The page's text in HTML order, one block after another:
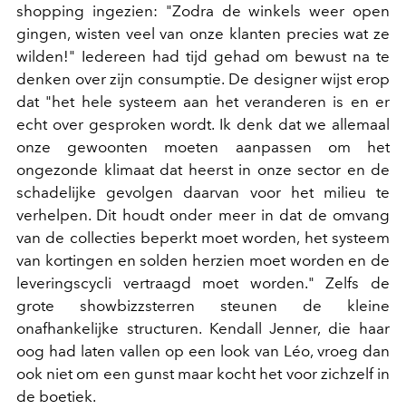
shopping ingezien: "Zodra de winkels weer open
gingen, wisten veel van onze klanten precies wat ze
wilden!" Iedereen had tijd gehad om bewust na te
denken over zijn consumptie. De designer wijst erop
dat "het hele systeem aan het veranderen is en er
echt over gesproken wordt. Ik denk dat we allemaal
onze gewoonten moeten aanpassen om het
ongezonde klimaat dat heerst in onze sector en de
schadelijke gevolgen daarvan voor het milieu te
verhelpen. Dit houdt onder meer in dat de omvang
van de collecties beperkt moet worden, het systeem
van kortingen en solden herzien moet worden en de
leveringscycli vertraagd moet worden." Zelfs de
grote showbizzsterren steunen de kleine
onafhankelijke structuren. Kendall Jenner, die haar
oog had laten vallen op een look van Léo, vroeg dan
ook niet om een gunst maar kocht het voor zichzelf in
de boetiek.